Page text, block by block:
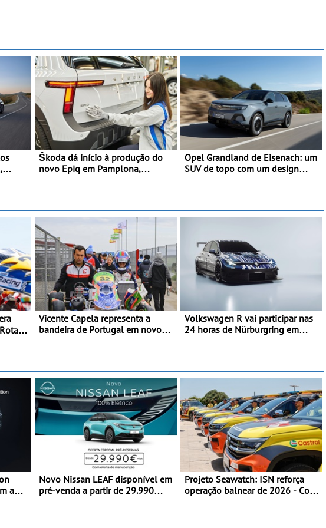
Škoda dá início à produção do
novo Epiq em Pamplona,
Opel Grandland de Eisenach: um
SUV de topo com um design
Vicente Capela representa a
bandeira de Portugal em novo
de Kart, em Teruel
Volkswagen R vai participar nas
24 horas de Nürburgring em
a
Novo Nissan LEAF disponível em
pré-venda a partir de 29.990
Projeto Seawatch: ISN reforça
operação balnear de 2026 - Com